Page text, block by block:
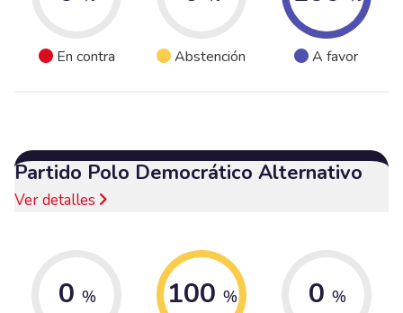
En contra Abstención A favor
Partido Polo Democrático Alternativo
Ver detalles
0 % 100 % 0 %